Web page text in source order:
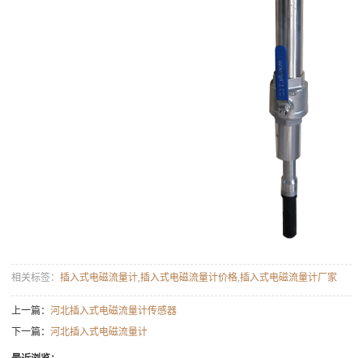
相关标签： 插入式电磁流量计, 插入式电磁流量计价格, 插入式电磁流量计厂家
上一篇： 河北插入式电磁流量计传感器
下一篇： 河北插入式电磁流量计